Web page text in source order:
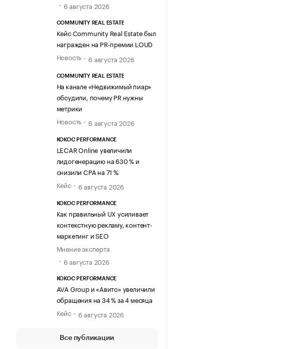
6 августа 2026
COMMUNITY REAL ESTATE
Кейс Community Real Estate был
награжден на PR-премии LOUD
Новость
6 августа 2026
COMMUNITY REAL ESTATE
На канале «Недвижимый пиар»
обсудили, почему PR нужны
метрики
Новость
6 августа 2026
KOKOC PERFORMANCE
LECAR Online увеличили
лидогенерацию на 630 % и
снизили CPA на 71 %
Кейс
6 августа 2026
KOKOC PERFORMANCE
Как правильный UX усиливает
контекстную рекламу, контент-
маркетинг и SEO
Мнение эксперта
6 августа 2026
KOKOC PERFORMANCE
AVA Group и «Авито» увеличили
обращения на 34 % за 4 месяца
Кейс
6 августа 2026
Все публикации